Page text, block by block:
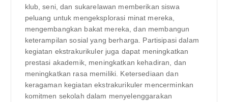
klub, seni, dan sukarelawan memberikan siswa
peluang untuk mengeksplorasi minat mereka,
mengembangkan bakat mereka, dan membangun
keterampilan sosial yang berharga. Partisipasi dalam
kegiatan ekstrakurikuler juga dapat meningkatkan
prestasi akademik, meningkatkan kehadiran, dan
meningkatkan rasa memiliki. Ketersediaan dan
keragaman kegiatan ekstrakurikuler mencerminkan
komitmen sekolah dalam menyelenggarakan